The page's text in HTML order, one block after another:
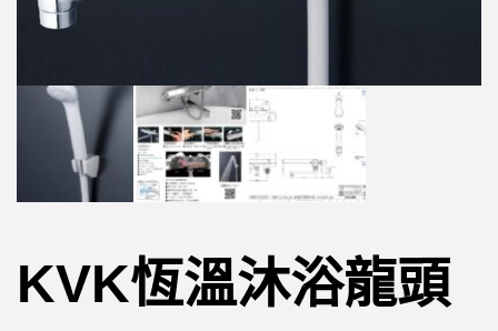
KVK恆溫沐浴龍頭